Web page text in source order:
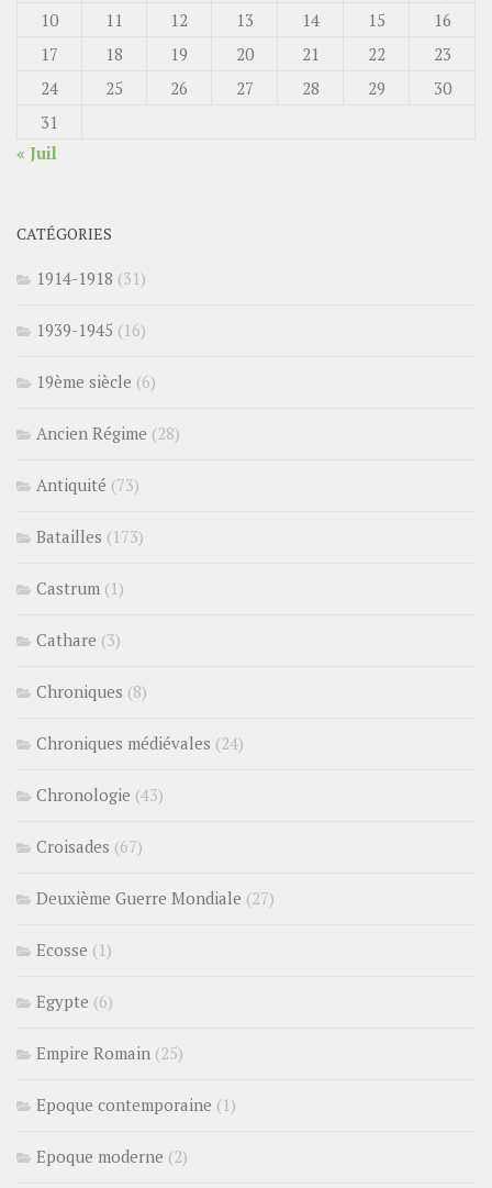
10
11 12 13 14 15
16
17
18 19 20 21 22
23
24
25 26 27 28 29
30
31
« Juil
CATÉGORIES
1914-1918 (31)
1939-1945 (16)
19ème siècle (6)
Ancien Régime (28)
Antiquité (73)
Batailles (173)
Castrum (1)
Cathare (3)
Chroniques (8)
Chroniques médiévales (24)
Chronologie (43)
Croisades (67)
Deuxième Guerre Mondiale (27)
Ecosse (1)
Egypte (6)
Empire Romain (25)
Epoque contemporaine (1)
Epoque moderne (2)